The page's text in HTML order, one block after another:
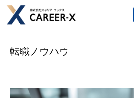
転職ノウハウ